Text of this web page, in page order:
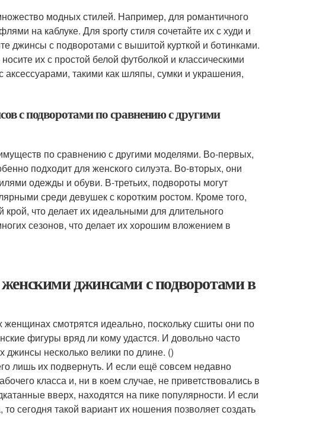
модных стилей. Например, для романтичного
на каблуке. Для sporty стиля сочетайте их с худи и
джинсы с подворотами с вышитой курткой и ботинками.
их с простой белой футболкой и классическими
такими как шляпы, сумки и украшения,
с подворотами по сравнению с другими
по сравнению с другими моделями. Во-первых,
подходит для женского силуэта. Во-вторых, они
одежды и обуви. В-третьих, подвороты могут
среди девушек с коротким ростом. Кроме того,
что делает их идеальными для длительного
сезонов, что делает их хорошим вложением в
джинсами с подворотами в
смотрятся идеально, поскольку сшиты они по
фигуры вряд ли кому удастся. И довольно часто
джинсы несколько велики по длине. ()
лишь их подвернуть. И если ещё совсем недавно
класса и, ни в коем случае, не приветствовались в
вверх, находятся на пике популярности. И если
сегодня такой вариант их ношения позволяет создать